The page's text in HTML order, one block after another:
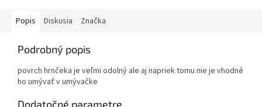
Popis Diskusia Značka
Podrobný popis
povrch hrnčeka je veľmi odolný ale aj napriek tomu nie je vhodné
ho umývať v umývačke
Dodatočné parametre